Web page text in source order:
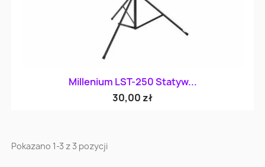
Millenium LST-250 Statyw...
30,00 zł
Pokazano 1-3 z 3 pozycji